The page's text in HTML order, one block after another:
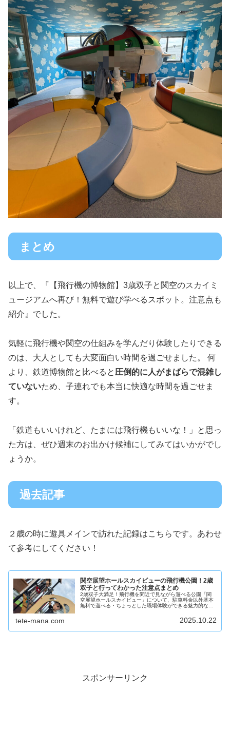
まとめ
以上で、『【飛行機の博物館】3歳双子と関空のスカイミ
ュージアムへ再び！無料で遊び学べるスポット。注意点も
紹介』でした。
気軽に飛行機や関空の仕組みを学んだり体験したりできる
のは、大人としても大変面白い時間を過ごせました。 何
より、鉄道博物館と比べると 圧倒的に人がまばらで混雑し
ていないため、子連れでも本当に快適な時間を過ごせま
す。
「鉄道もいいけれど、たまには飛行機もいいな！」と思っ
た方は、ぜひ週末のお出かけ候補にしてみてはいかがでし
ょうか。
過去記事
２歳の時に遊具メインで訪れた記録はこちらです。あわせ
て参考にしてください！
関空展望ホールスカイビューの飛行機公園！2歳
双子と行ってわかった注意点まとめ
2歳双子大満足！飛行機を間近で見ながら遊べる公園「関
空展望ホールスカイビュー」について、駐車料金以外基本
無料で遊べる・ちょっとした職場体験ができる魅力的な施
tete-mana.com 2025.10.22
スポンサーリンク